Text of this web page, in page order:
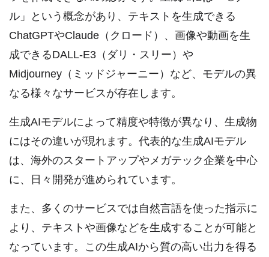
ル」という概念があり、テキストを生成できる
ChatGPTやClaude（クロード）、画像や動画を生
成できるDALL-E3（ダリ・スリー）や
Midjourney（ミッドジャーニー）など、モデルの異
なる様々なサービスが存在します。
生成AIモデルによって精度や特徴が異なり、生成物
にはその違いが現れます。代表的な生成AIモデル
は、海外のスタートアップやメガテック企業を中心
に、日々開発が進められています。
また、多くのサービスでは自然言語を使った指示に
より、テキストや画像などを生成することが可能と
なっています。この生成AIから質の高い出力を得る